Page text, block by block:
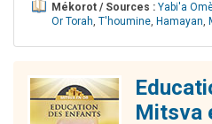
Mékorot / Sources : Yabi'a
Or Torah, T'houmine, Hamayan,
Mitsva